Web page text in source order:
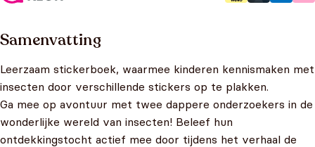
Samenvatting
Leerzaam stickerboek, waarmee kinderen kennismaken met
insecten door verschillende stickers op te plakken.
Ga mee op avontuur met twee dappere onderzoekers in de
wonderlijke wereld van insecten! Beleef hun
ontdekkingstocht actief mee door tijdens het verhaal de